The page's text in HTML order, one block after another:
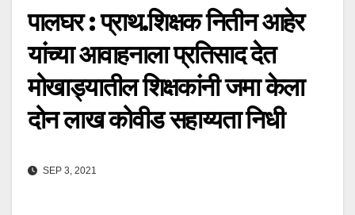
पालघर : प्राथ.शिक्षक नितीन आहेर
यांच्या आवाहनाला प्रतिसाद देत
मोखाड्यातील शिक्षकांनी जमा केला
दोन लाख कोवीड सहाय्यता निधी
SEP 3, 2021